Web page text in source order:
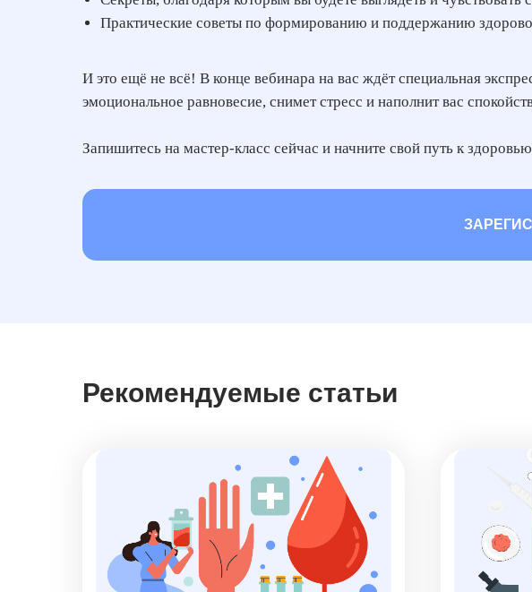
Практические советы по формированию и поддержанию
И это ещё не всё! В конце вебинара на вас ждёт специальная
эмоциональное равновесие, снимет стресс и наполнит вас
Запишитесь на мастер-класс сейчас и начните свой путь к
Рекомендуемые статьи